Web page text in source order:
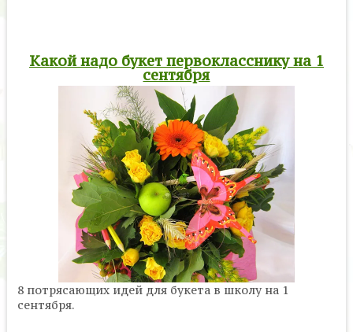
Какой надо букет первокласснику на 1
сентября
8 потрясающих идей для букета в школу на 1
сентября.